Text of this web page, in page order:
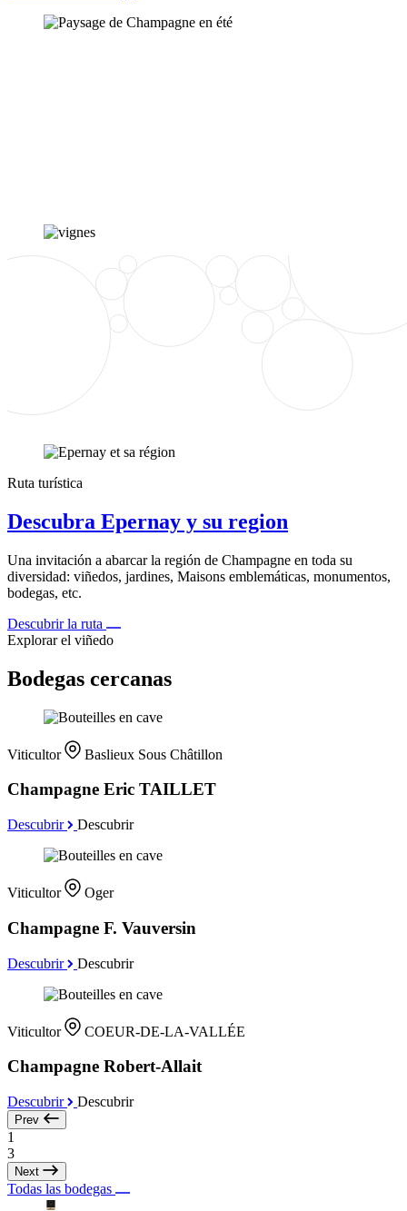
Ruta turística
Descubra Epernay y su region
Una invitación a abarcar la región de Champagne en toda su
diversidad: viñedos, jardines, Maisons emblemáticas, monumentos,
bodegas, etc.
Descubrir la ruta
Explorar el viñedo
Bodegas cercanas
Viticultor Baslieux Sous Châtillon
Champagne Eric TAILLET
Descubrir Descubrir
Viticultor Oger
Champagne F. Vauversin
Descubrir Descubrir
Viticultor COEUR-DE-LA-VALLÉE
Champagne Robert-Allait
Descubrir Descubrir
Prev
1
3
Next
Todas las bodegas